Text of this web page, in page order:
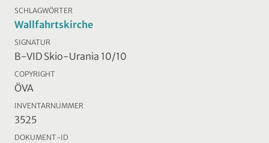
SCHLAGWÖRTER
Wallfahrtskirche
SIGNATUR
B-VID Skio-Urania 10/10
COPYRIGHT
ÖVA
INVENTARNUMMER
3525
DOKUMENT-ID